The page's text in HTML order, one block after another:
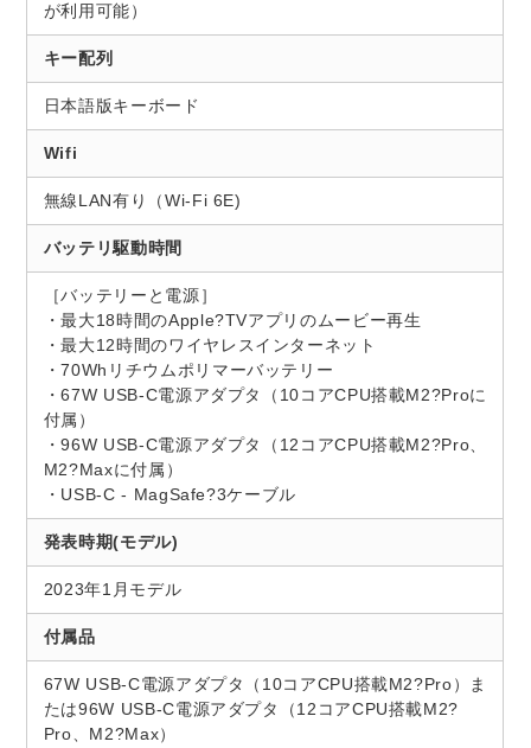
が利用可能）
キー配列
日本語版キーボード
Wifi
無線LAN有り（Wi-Fi 6E)
バッテリ駆動時間
［バッテリーと電源］
・最大18時間のApple?TVアプリのムービー再生
・最大12時間のワイヤレスインターネット
・70Whリチウムポリマーバッテリー
・67W USB-C電源アダプタ（10コアCPU搭載M2?Proに
付属）
・96W USB-C電源アダプタ（12コアCPU搭載M2?Pro、
M2?Maxに付属）
・USB-C - MagSafe?3ケーブル
発表時期(モデル)
2023年1月モデル
付属品
67W USB-C電源アダプタ（10コアCPU搭載M2?Pro）ま
たは96W USB-C電源アダプタ（12コアCPU搭載M2?
Pro、M2?Max）